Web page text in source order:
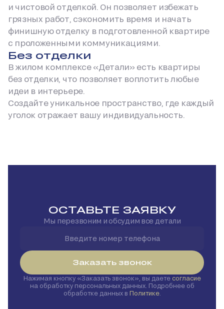
и чистовой отделкой. Он позволяет избежать
грязных работ, сэкономить время и начать
финишную отделку в подготовленной квартире
с проложенными коммуникациями.
Без отделки
В жилом комплексе «Детали» есть квартиры
без отделки, что позволяет воплотить любые
идеи в интерьере.
Создайте уникальное пространство, где каждый
уголок отражает вашу индивидуальность.
ОСТАВЬТЕ ЗАЯВКУ
Мы перезвоним и обсудим все детали
Заказать звонок
Нажимая кнопку Заказать звонок , вы даете согласие
на обработку персональных данных. Подробнее об
обработке данных в Политике.